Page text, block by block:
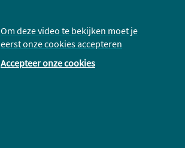
Om deze video te bekijken moet je
eerst onze cookies accepteren
Accepteer onze cookies